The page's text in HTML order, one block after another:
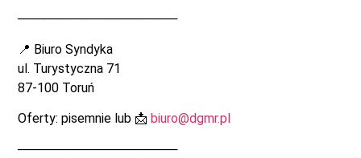
──────────────────
📍 Biuro Syndyka
ul. Turystyczna 71
87-100 Toruń
Oferty: pisemnie lub 📩biuro@dgmr.pl
──────────────────